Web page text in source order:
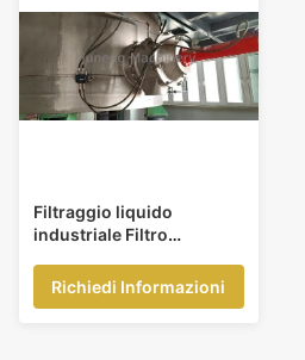
Filtraggio liquido
industriale Filtro
agitato in acciaio al
carbonio
Richiedi Informazioni